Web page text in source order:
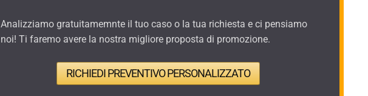
Analizziamo gratuitamemnte il tuo caso o la tua richiesta e ci pensiamo
noi! Ti faremo avere la nostra migliore proposta di promozione.
RICHIEDI PREVENTIVO PERSONALIZZATO